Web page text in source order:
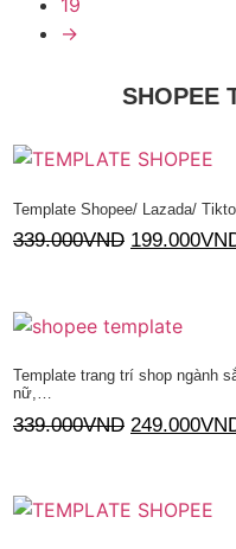
19
→
SHOPEE
Template Shopee/ Lazada/
339.000VND 199.000
Template trang trí shop ngành
nữ,…
339.000VND 249.000